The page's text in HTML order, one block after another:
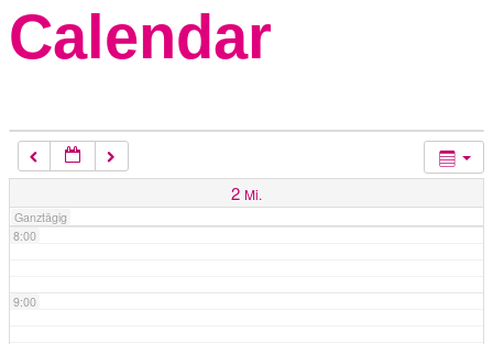
Calendar
2 Mi.
Ganztägig
5:00
7:00
8:00
9:00